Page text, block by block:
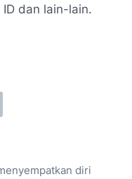
dan lain-lain.
diri